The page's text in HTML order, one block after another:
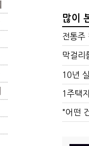
많이
전통주